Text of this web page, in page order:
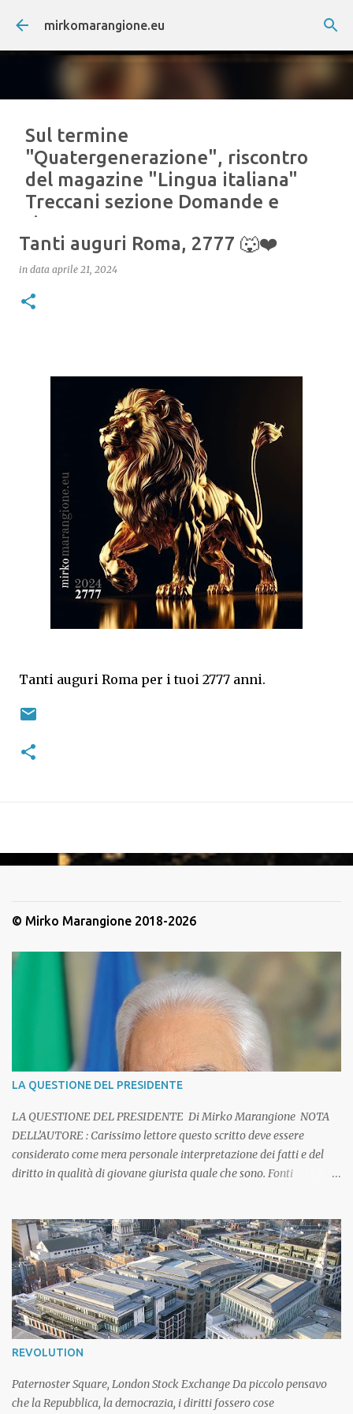
Passa ai contenuti principali
mirkomarangione.eu
Sul termine
"Quatergenerazione", riscontro
del magazine "Lingua italiana"
Treccani sezione Domande e
risposte.
in datagiugno 18, 2026
DOI di nascita del termine: Marangione, M. (2026).
(Th.S.M.Q.). Fundamenta in Philosophia Analyseos
Creare un termine nuovo, secondo regole linguistiche
precise, è una responsabilità molto grande che ho
vissuto in questi mesi con attenzione. La formulazione
è nata dall'esigenza di descrivere un fenomeno
specifico per il quale non ho rinvenuto nel lessico
italiano corrente un vocabolo idoneo. Dal punto di vista
etimologico, il termine deriva dall'unione dell'elemento
latino «quater» (quattro volte) e del sostantivo
«generazione», con il significato letterale complessivo
di «processo di generazione articolato in quattro fasi o
stadi generativi o quattro transizioni». Nel contesto
della ricerca citata, il "Principio di Quatergenerazione"
indica il principio secondo cui un fenomeno ricorrente
Tanti auguri Roma, 2777 🐺❤️
in data aprile 21, 2024
Tanti auguri Roma per i tuoi 2777 anni.
© Mirko Marangione 2018-2026
LA QUESTIONE DEL PRESIDENTE
LA QUESTIONE DEL PRESIDENTE Di Mirko Marangione NOTA
DELL’AUTORE : Carissimo lettore questo scritto deve essere
considerato come mera personale interpretazione dei fatti e del
diritto in qualità di giovane giurista quale che sono. Fonti
accettare dunque, questo scritto, come l'opinione di un giovane
giurista appassionato di diritto Costituzionale e, in generale, di
diritto Pubblico. Aggiungo che la stesura di un testo di
argomentazione giuridica può dare non poche difficoltà a chi lo
scrive. Se nella lettura dovesse trovare degli errori La prego
gentilmente di segnalarli alla mia email
mirko.marangione@gmail.com. Grazie e buona lettura. Articoli
composto del Presidente del Consiglio e dei Ministri, che
costituiscono insieme il Consiglio dei Ministri. Il...
REVOLUTION
Paternoster Square, London Stock Exchange Da piccolo pensavo
che la Repubblica, la democrazia, i diritti fossero cose